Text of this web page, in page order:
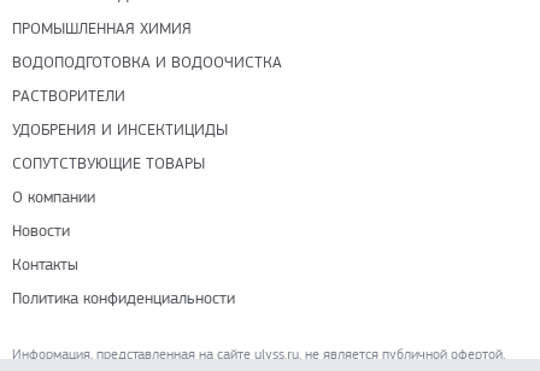
ПРОМЫШЛЕННАЯ ХИМИЯ
ВОДОПОДГОТОВКА И ВОДООЧИСТКА
РАСТВОРИТЕЛИ
УДОБРЕНИЯ И ИНСЕКТИЦИДЫ
СОПУТСТВУЮЩИЕ ТОВАРЫ
О компании
Новости
Контакты
Политика конфиденциальности
Информация, представленная на сайте ulyss.ru, не является публичной офертой,